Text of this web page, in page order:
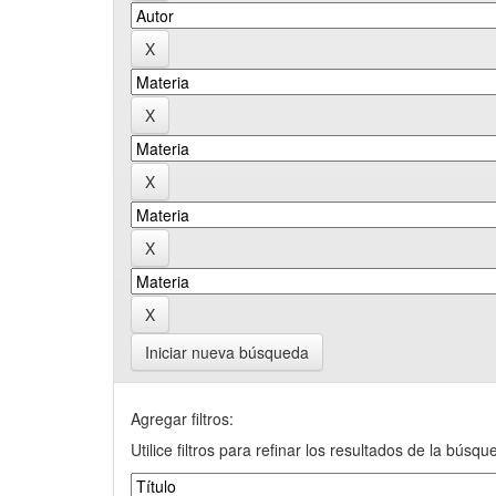
Iniciar nueva búsqueda
Agregar filtros:
Utilice filtros para refinar los resultados de la